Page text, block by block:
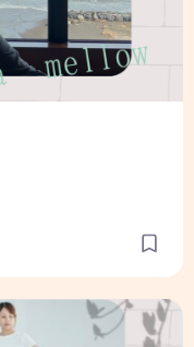
る基本と魅力を紹介！